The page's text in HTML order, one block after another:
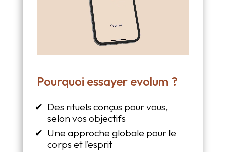
Pourquoi essayer evolum ?
Des rituels conçus pour vous,
selon vos objectifs
Une approche globale pour le
corps et l’esprit